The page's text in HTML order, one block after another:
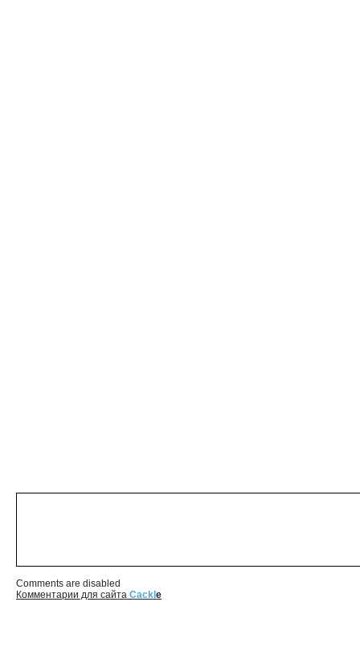
Comments are disabled
Комментарии для сайта Cackl e